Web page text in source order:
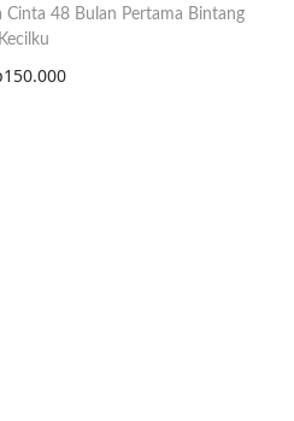
Cinta 48 Bulan Pertama Bintang
Kecilku
150.000